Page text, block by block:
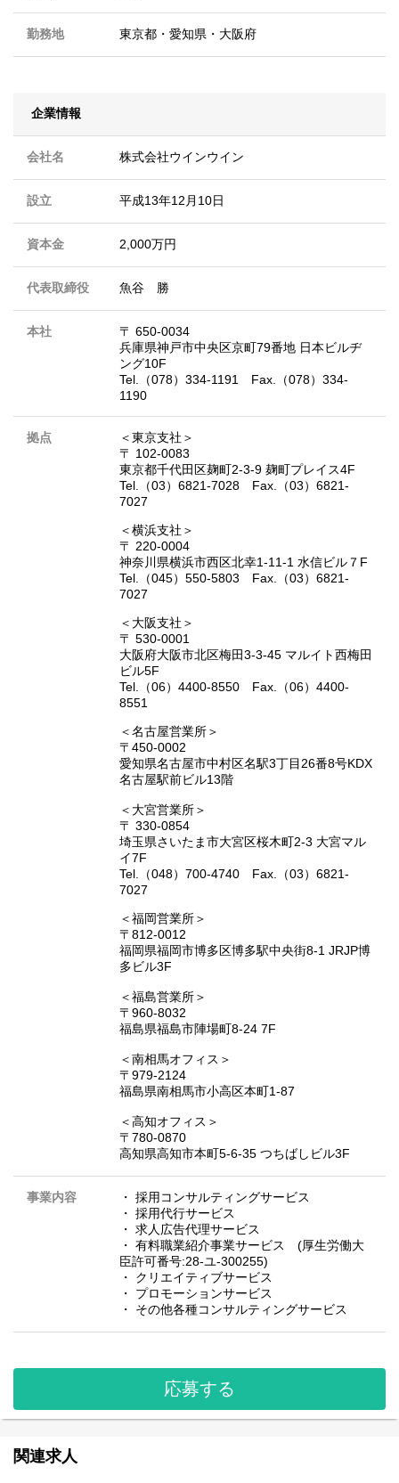
勤務地 東京都 ・ 愛知県 ・ 大阪府
企業情報
会社名 株式会社ウインウイン
設立 平成13年12月10日
資本金 2,000万円
代表取締役 魚谷 勝
本社
〒 650-0034
兵庫県神戸市中央区京町79番地 日本ビルヂ
ング10F
Tel.（078）334-1191 Fax.（078）334-
1190
拠点
＜東京支社＞
〒 102-0083
東京都千代田区麹町2-3-9 麹町プレイス4F
Tel.（03）6821-7028 Fax.（03）6821-
7027
＜横浜支社＞
〒 220-0004
神奈川県横浜市西区北幸1-11-1 水信ビル７F
Tel.（045）550-5803 Fax.（03）6821-
7027
＜大阪支社＞
〒 530-0001
大阪府大阪市北区梅田3-3-45 マルイト西梅田
ビル5F
Tel.（06）4400-8550 Fax.（06）4400-
8551
＜名古屋営業所＞
〒450-0002
愛知県名古屋市中村区名駅3丁目26番8号KDX
名古屋駅前ビル13階
＜大宮営業所＞
〒 330-0854
埼玉県さいたま市大宮区桜木町2-3 大宮マル
イ7F
Tel.（048）700-4740 Fax.（03）6821-
7027
＜福岡営業所＞
〒812-0012
福岡県福岡市博多区博多駅中央街8-1 JRJP博
多ビル3F
＜福島営業所＞
〒960-8032
福島県福島市陣場町8-24 7F
＜南相馬オフィス＞
〒979-2124
福島県南相馬市小高区本町1-87
＜高知オフィス＞
〒780-0870
高知県高知市本町5-6-35 つちばしビル3F
事業内容
・ 採用コンサルティングサービス
・ 採用代行サービス
・ 求人広告代理サービス
・ 有料職業紹介事業サービス (厚生労働大
臣許可番号:28-ユ-300255)
・ クリエイティブサービス
・ プロモーションサービス
・ その他各種コンサルティングサービス
応募する
関連求人